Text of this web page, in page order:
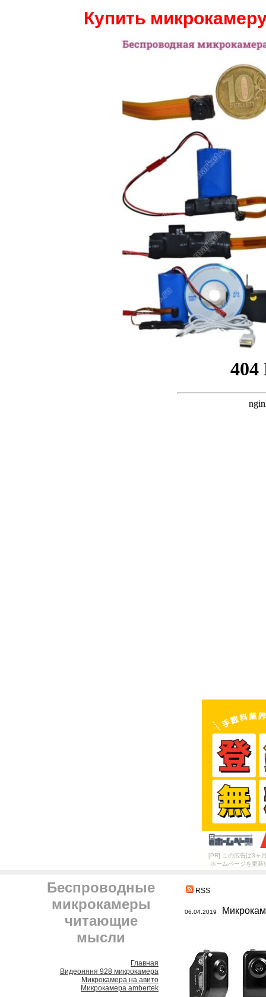
Купить
[PR] この広告は3ヶ
ホームページを更
Беспроводные
микрокамеры
читающие
мысли
Главная
Видеоняня 928 микрокамера
Микрокамера на авито
Микрокамера ambertek
RSS
06.04.2019